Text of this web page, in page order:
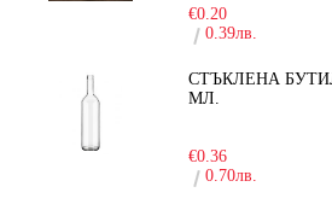
€0.20
0.39лв.
СТЪКЛЕНА
МЛ.
€0.36
0.70лв.